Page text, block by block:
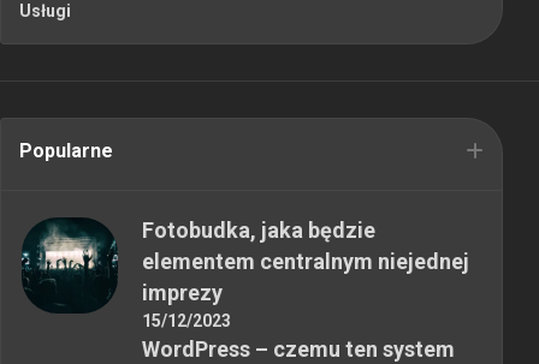
Usługi
Popularne
Fotobudka, jaka będzie
elementem centralnym niejednej
imprezy
15/12/2023
WordPress – czemu ten system